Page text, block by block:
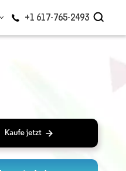
+1 617-765-2493